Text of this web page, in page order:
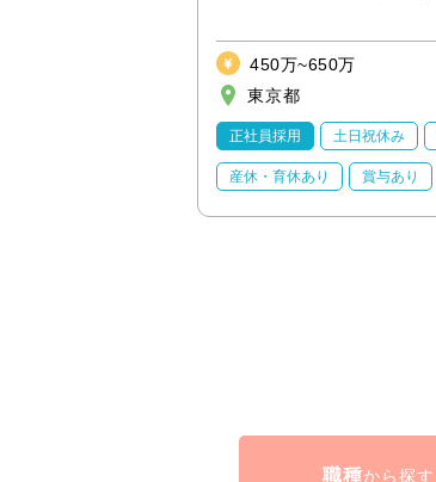
450万~650万
東京都
正社員採用 土日祝休み
産休・育休あり 賞与あり
職種から探す